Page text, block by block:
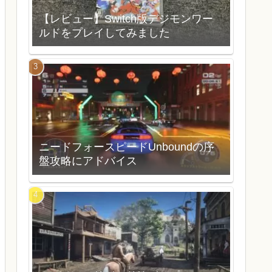
【レビュー】Switch版デジモンワー
ルドをプレイしてみました
ニードフォースピードUnboundの序
盤攻略にアドバイス